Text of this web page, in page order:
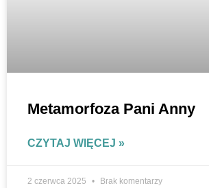
Metamorfoza Pani Anny
CZYTAJ WIĘCEJ »
2 czerwca 2025 Brak komentarzy